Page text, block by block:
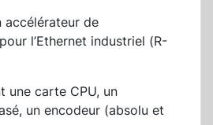
accélérateur de
l’Ethernet industriel (R-
une carte CPU, un
un encodeur (absolu et